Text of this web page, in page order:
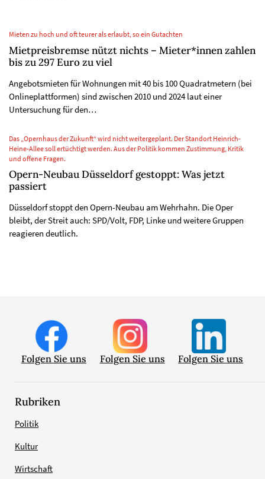
Mieten zu hoch und oft teurer als erlaubt, so ein Gutachten
Mietpreisbremse nützt nichts – Mieter*innen zahlen
bis zu 297 Euro zu viel
Angebotsmieten für Wohnungen mit 40 bis 100 Quadratmetern (bei
Onlineplattformen) sind zwischen 2010 und 2024 laut einer
Untersuchung für den…
Das „Opernhaus der Zukunft“ wird nicht weitergeplant. Der Standort Heinrich-
Heine-Allee soll ertüchtigt werden. Aus der Politik kommen Zustimmung, Kritik
und offene Fragen.
Opern-Neubau Düsseldorf gestoppt: Was jetzt
passiert
Düsseldorf stoppt den Opern-Neubau am Wehrhahn. Die Oper
bleibt, der Streit auch: SPD/Volt, FDP, Linke und weitere Gruppen
reagieren deutlich.
Folgen Sie uns Folgen Sie uns Folgen Sie uns
Rubriken
Politik
Kultur
Wirtschaft